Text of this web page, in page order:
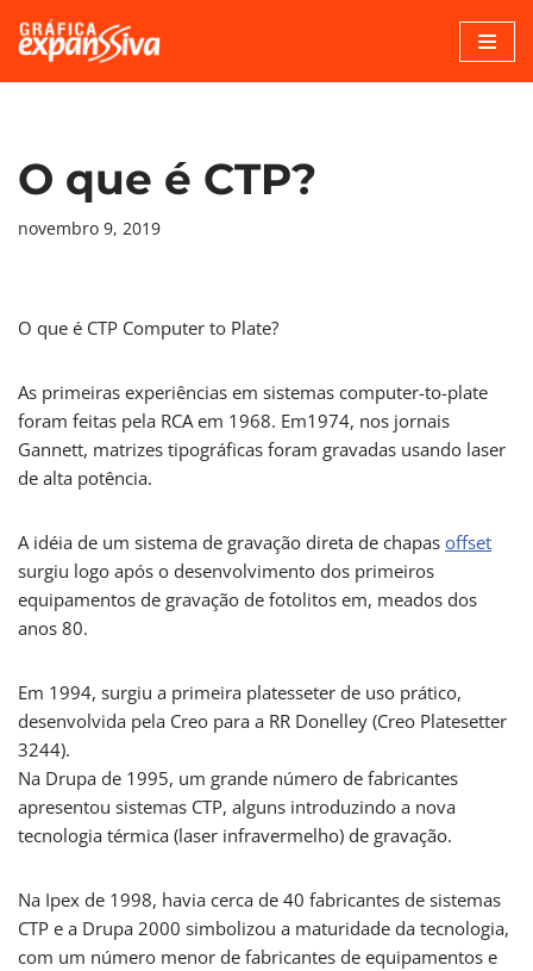
Pular
O que é CTP?
novembro 9, 2019
O que é CTP Computer to Plate?
As primeiras experiências em sistemas computer-to-plate
foram feitas pela RCA em 1968. Em1974, nos jornais
Gannett, matrizes tipográficas foram gravadas usando laser
de alta potência.
A idéia de um sistema de gravação direta de chapas offset
surgiu logo após o desenvolvimento dos primeiros
equipamentos de gravação de fotolitos em, meados dos
anos 80.
Em 1994, surgiu a primeira platesseter de uso prático,
desenvolvida pela Creo para a RR Donelley (Creo Platesetter
3244).
Na Drupa de 1995, um grande número de fabricantes
apresentou sistemas CTP, alguns introduzindo a nova
tecnologia térmica (laser infravermelho) de gravação.
Na Ipex de 1998, havia cerca de 40 fabricantes de sistemas
CTP e a Drupa 2000 simbolizou a maturidade da tecnologia,
com um número menor de fabricantes de equipamentos e